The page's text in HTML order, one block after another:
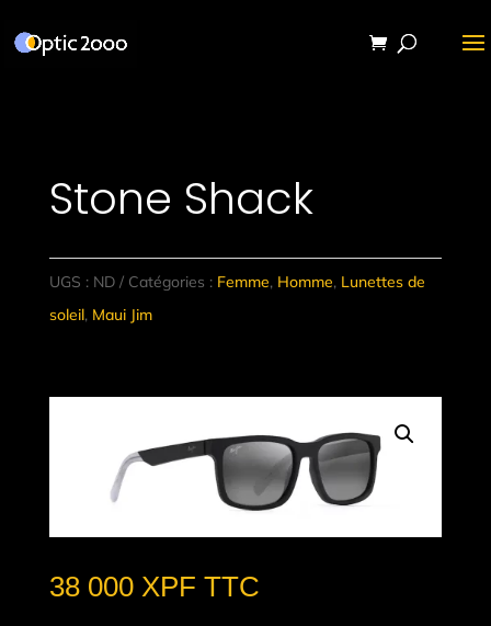
Stone Shack
UGS : ND Catégories : Femme, Homme, Lunettes de
soleil, Maui Jim
38 000 XPF TTC